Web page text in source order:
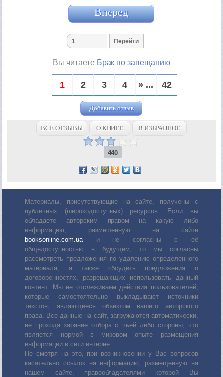
Вперед
Вы читаете Брак по завещанию
1 2 3 4 » ... 42
Добавить отзыв
ВСЕ ОТЗЫВЫ О КНИГЕ В ИЗБРАННОЕ
440
Материалы, присутствующие на сайте, получены с
публичных (широкодоступных) ресурсов. Если вы
обладаете авторским правом на какую либо
информацию, размещенную на сайте
booksonline.com.uaи не согласны с её
общедоступностью в будущем, то мы согласны
рассмотреть предложения по удалению определенного
материала, а также обсудить предложения о
договоренностях, разрешающих использовать данный
контент. Мы не отслеживаем действия пользователей,
которые самостоятельно выкладывают источники
текстов, являющиеся объектом вашего авторского
права. Все данные на сайт, загружаются автоматически,
не проходя заранее отбора с чьей либо стороны, что
является нормой в мировом опыте размещения
информации в сети интернет.
Не смотря на это, при возникновении у Вас вопросов
касательно ссылок на информацию, размещенную на
нашем сайте, правообладателями которой Вы